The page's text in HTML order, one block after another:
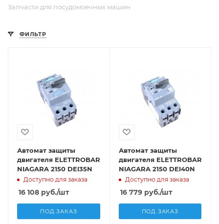
Запчасти для посудомоечных машин
ФИЛЬТР
Автомат защиты
двигателя ELETTROBAR
NIAGARA 2150 DEI35N
Доступно для заказа
16 108 руб./шт
ПОД ЗАКАЗ
Автомат защиты
двигателя ELETTROBAR
NIAGARA 2150 DEI40N
Доступно для заказа
16 779руб./шт
ПОД ЗАКАЗ